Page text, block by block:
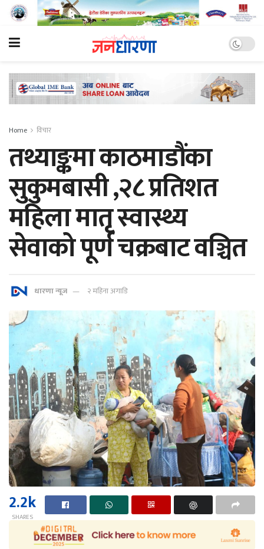
Home विचार
तथ्याङ्कमा काठमाडौंका
सुकुमबासी ,२८ प्रतिशत
महिला मातृ स्वास्थ्य
सेवाको पूर्ण चक्रबाट वञ्चित
धारणा न्यूज २ महिना अगाडि
2.2k
SHARES